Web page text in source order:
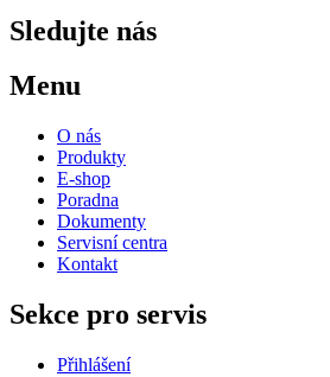
Sledujte nás
Menu
O nás
Produkty
E-shop
Poradna
Dokumenty
Servisní centra
Kontakt
Sekce pro servis
Přihlášení